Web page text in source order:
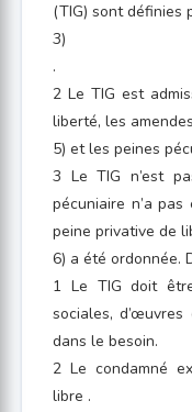
(TIG) sont définies
3)
.
2 Le TIG est
liberté, les amendes
5) et les peines
3 Le TIG n’est
pécuniaire n’a pas
peine privative de
6) a été ordonnée.
1 Le TIG doit
sociales,
dans le besoin.
2 Le condamné
libre .